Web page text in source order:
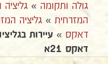
גולה ותקומה »
המזרחית » גליציה
דאקס » עיירות
דאקס 21א